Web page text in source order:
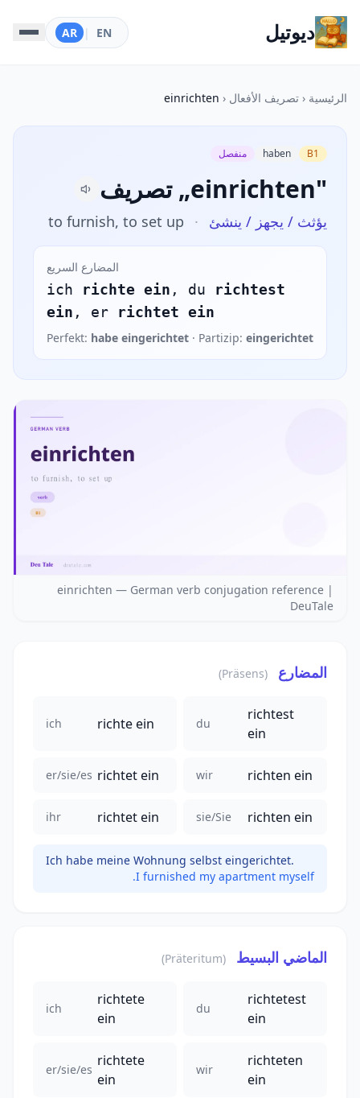
ديوتيل EN
|
AR
الرئيسية ‹ تصريف الأفعال ‹
einrichten
B1
haben منفصل
تصريف „einrichten"
يؤثث / يجهز / ينشئ ·
to furnish, to set up
المضارع السريع
ich richte ein , du richtest
ein , er richtet ein
Perfekt: habe eingerichtet · Partizip: eingerichtet
einrichten — German verb conjugation reference |
DeuTale
المضارع (Präsens)
ich richte ein du
richtest
ein
er/sie/es richtet ein wir richten ein
ihr richtet ein sie/Sie richten ein
Ich habe meine Wohnung selbst eingerichtet.
I furnished my apartment myself.
الماضي البسيط (Präteritum)
ich
richtete
ein
du
richtetest
ein
er/sie/es
richtete
ein
wir
richteten
ein